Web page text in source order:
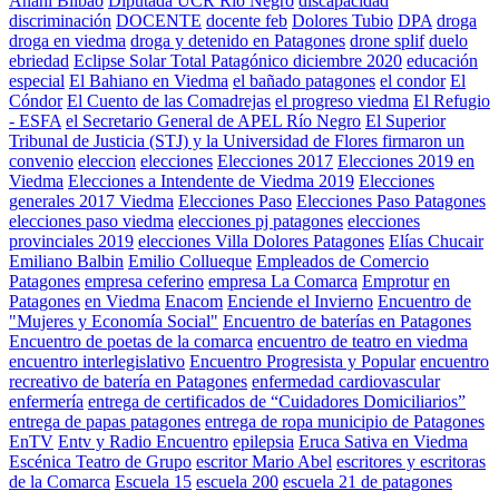
discriminación DOCENTE docente feb Dolores Tubio DPA droga
droga en viedma droga y detenido en Patagones drone splif duelo
ebriedad Eclipse Solar Total Patagónico diciembre 2020 educación
especial El Bahiano en Viedma el bañado patagones el condor El
Cóndor El Cuento de las Comadrejas el progreso viedma El Refugio
- ESFA el Secretario General de APEL Río Negro El Superior
Tribunal de Justicia (STJ) y la Universidad de Flores firmaron un
convenio eleccion elecciones Elecciones 2017 Elecciones 2019 en
Viedma Elecciones a Intendente de Viedma 2019 Elecciones
generales 2017 Viedma Elecciones Paso Elecciones Paso Patagones
elecciones paso viedma elecciones pj patagones elecciones
provinciales 2019 elecciones Villa Dolores Patagones Elías Chucair
Emiliano Balbin Emilio Collueque Empleados de Comercio
Patagones empresa ceferino empresa La Comarca Emprotur en
Patagones en Viedma Enacom Enciende el Invierno Encuentro de
"Mujeres y Economía Social" Encuentro de baterías en Patagones
Encuentro de poetas de la comarca encuentro de teatro en viedma
encuentro interlegislativo Encuentro Progresista y Popular encuentro
recreativo de batería en Patagones enfermedad cardiovascular
enfermería entrega de certificados de “Cuidadores Domiciliarios”
entrega de papas patagones entrega de ropa municipio de Patagones
EnTV Entv y Radio Encuentro epilepsia Eruca Sativa en Viedma
Escénica Teatro de Grupo escritor Mario Abel escritores y escritoras
de la Comarca Escuela 15 escuela 200 escuela 21 de patagones